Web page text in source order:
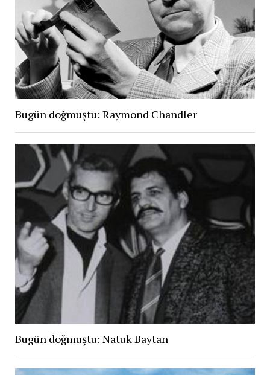
Bugün doğmuştu: Raymond Chandler
Bugün doğmuştu: Natuk Baytan